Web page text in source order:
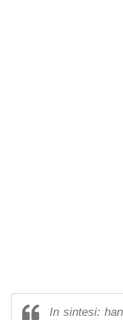
In sintesi: